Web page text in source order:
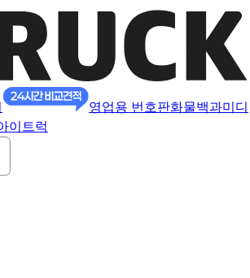
영업용 번호판화물백과미디
이트럭